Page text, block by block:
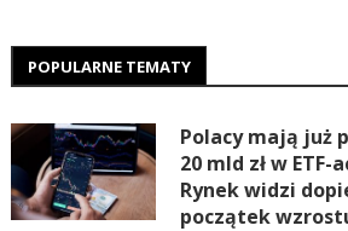
POPULARNE TEMATY
Polacy mają już
20 mld zł w ETF-
Rynek widzi
początek